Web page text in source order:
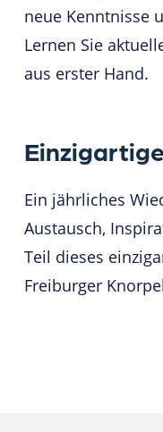
neue Kenntnisse
Lernen Sie
aus erster Hand.
Einzigartige
Ein jährliches
Austausch,
Teil dieses
Freiburger